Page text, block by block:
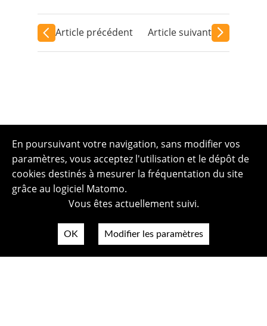
Article précédent Article suivant
En poursuivant votre navigation, sans modifier vos
paramètres, vous acceptez l'utilisation et le dépôt de
cookies destinés à mesurer la fréquentation du site
grâce au logiciel Matomo.
Vous êtes actuellement suivi.
OK Modifier les paramètres